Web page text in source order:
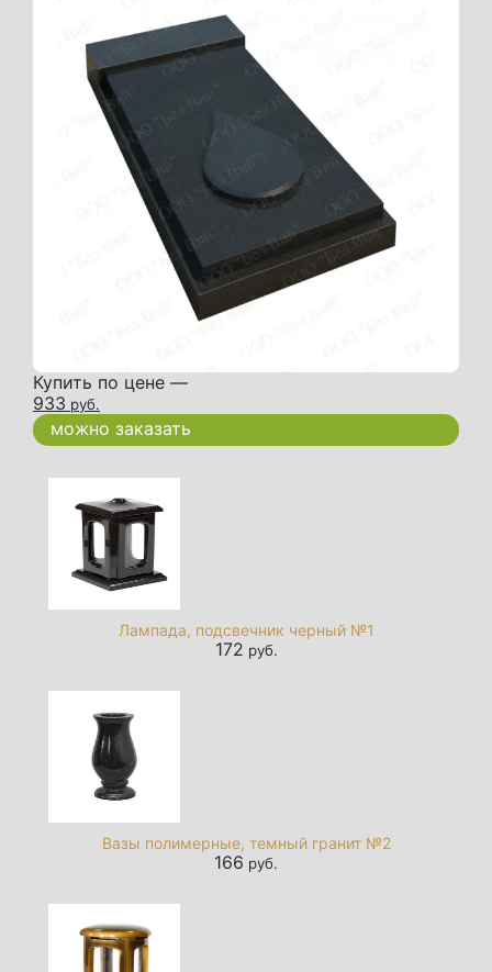
Купить по цене —
933 руб.
можно заказать
Лампада, подсвечник черный №1
172 руб.
Вазы полимерные, темный гранит №2
166 руб.